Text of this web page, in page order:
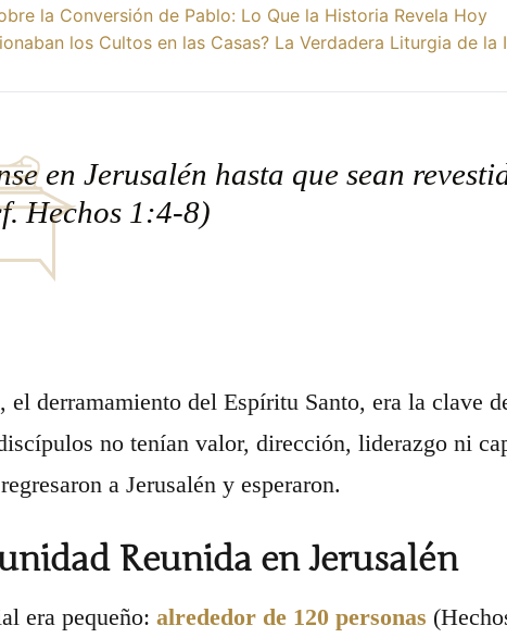
la Conversión de Pablo: Lo Que la Historia Revela Hoy
los Cultos en las Casas? La Verdadera Liturgia de la
en Jerusalén hasta que sean
Hechos 1:4-8)
el derramamiento del Espíritu Santo, era la clave
no tenían valor, dirección, liderazgo ni
a Jerusalén y esperaron.
Reunida en Jerusalén
era pequeño: alrededor de 120 personas